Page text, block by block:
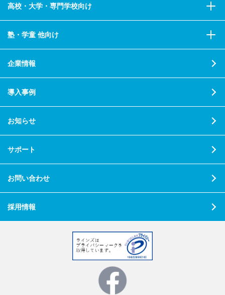
高校・大学・専門学校向け
塾・学童 他向け
企業情報
導入事例
お知らせ
サポート
お問い合わせ
採用情報